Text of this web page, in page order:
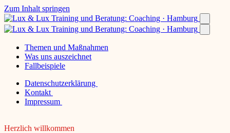
Zum Inhalt springen
Themen und Maßnahmen
Was uns auszeichnet
Fallbeispiele
Datenschutzerklärung
Kontakt
Impressum
Herzlich willkommen